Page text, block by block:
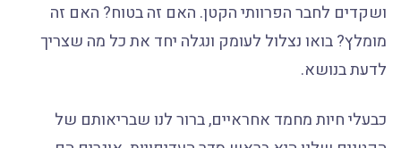
ושקדים לחבר הפרוותי הקטן. האם זה בטוח? האם זה
מומלץ? בואו נצלול לעומק ונגלה יחד את כל מה שצריך
לדעת בנושא.
כבעלי חיות מחמד אחראיים, ברור לנו שבריאותם של